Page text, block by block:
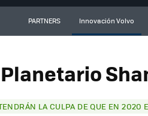
PARTNERS Innovación Volvo
LA CULPA DE QUE EN 2020